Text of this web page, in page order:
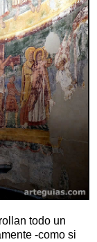
todo un
-como si